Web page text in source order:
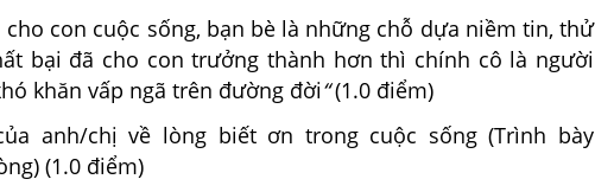
cho con cuộc sống, bạn bè là những chỗ dựa niềm tin, thử
bại đã cho con trưởng thành hơn thì chính cô là người
khăn vấp ngã trên đường đời“(1.0 điểm)
anh/chị về lòng biết ơn trong cuộc sống (Trình bày
(1.0 điểm)